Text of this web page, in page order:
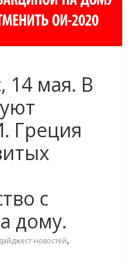
14 мая. В
Греция
с
дому.
новостей,